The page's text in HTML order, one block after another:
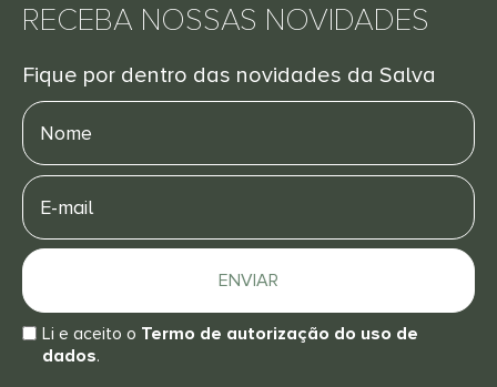
RECEBA NOSSAS NOVIDADES
Fique por dentro das novidades da Salva
Nome
E-
mail
ENVIAR
Li e aceito o Termo de autorização do uso de
dados.